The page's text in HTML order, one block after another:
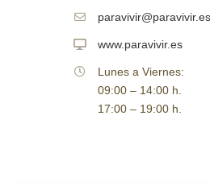
paravivir@paravivir.es
www.paravivir.es
Lunes a Viernes:
09:00 – 14:00 h.
17:00 – 19:00 h.